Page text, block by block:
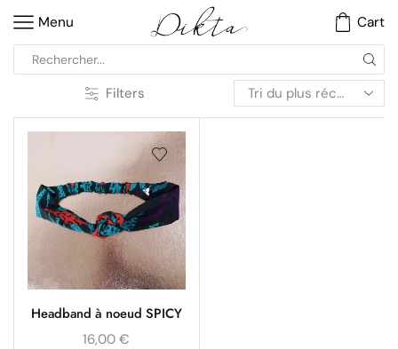
Menu Cart
Filters
Headband à noeud SPICY
16,00€